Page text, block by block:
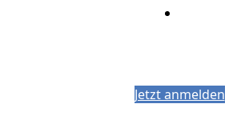
Jetzt anmelden